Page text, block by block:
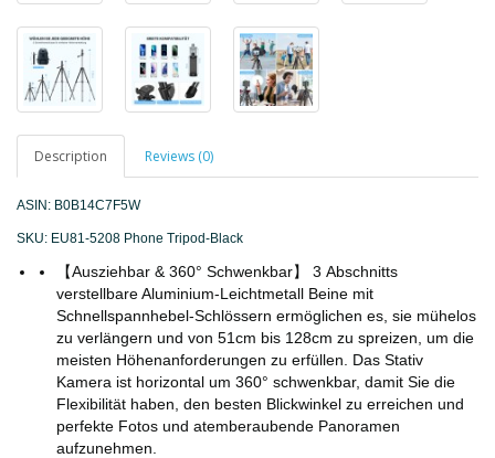
Description Reviews (0)
ASIN: B0B14C7F5W
SKU: EU81-5208 Phone Tripod-Black
【Ausziehbar & 360° Schwenkbar】 3 Abschnitts
verstellbare Aluminium-Leichtmetall Beine mit
Schnellspannhebel-Schlössern ermöglichen es, sie mühelos
zu verlängern und von 51cm bis 128cm zu spreizen, um die
meisten Höhenanforderungen zu erfüllen. Das Stativ
Kamera ist horizontal um 360° schwenkbar, damit Sie die
Flexibilität haben, den besten Blickwinkel zu erreichen und
perfekte Fotos und atemberaubende Panoramen
aufzunehmen.